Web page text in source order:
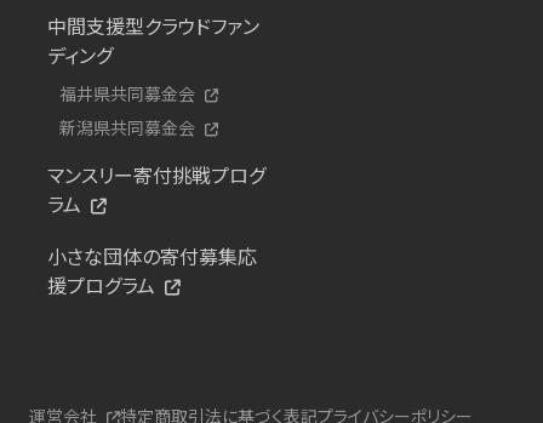
中間支援型クラウドファン
ディング
福井県共同募金会
新潟県共同募金会
マンスリー寄付挑戦プログ
ラム
小さな団体の寄付募集応
援プログラム
運営会社 特定商取引法に基づく表記プライバシーポリシー